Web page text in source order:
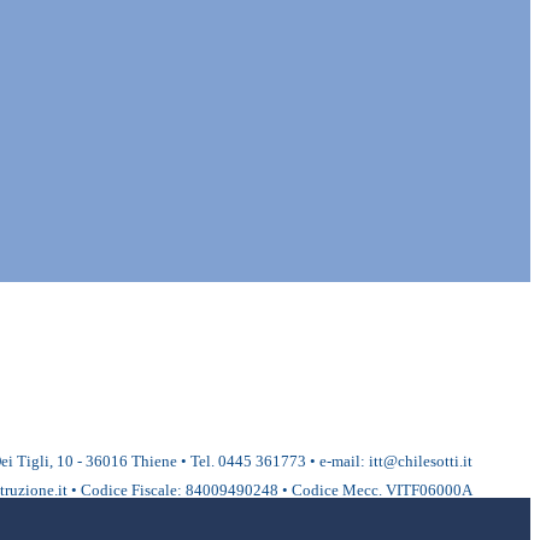
Tigli, 10 - 36016 Thiene • Tel. 0445 361773 • e-mail: itt@chilesotti.it
• Codice Fiscale: 84009490248 • Codice Mecc. VITF06000A